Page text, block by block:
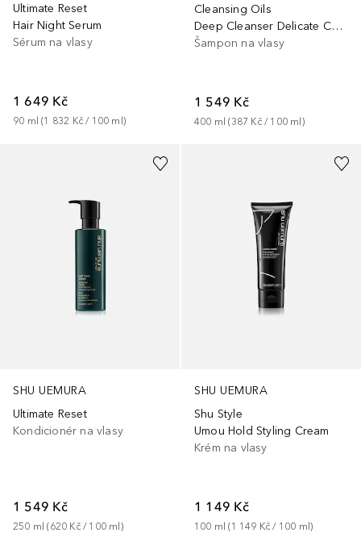
Ultimate Reset
Hair Night Serum
Sérum na vlasy
1 649 Kč
90 ml (1 832 Kč / 100 ml)
Cleansing Oils
Deep Cleanser Delicate Comfort Shampoo
Šampon na vlasy
1 549 Kč
400 ml (387 Kč / 100 ml)
SHU UEMURA
Ultimate Reset
Kondicionér na vlasy
1 549 Kč
250 ml (620 Kč / 100 ml)
SHU UEMURA
Shu Style
Umou Hold Styling Cream
Krém na vlasy
1 149 Kč
100 ml (1 149 Kč / 100 ml)